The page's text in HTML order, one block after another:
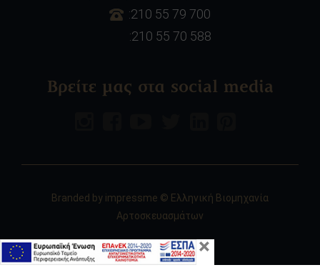
:210 55 79 700
:210 55 70 588
Βρείτε μας στα social media
Branded by impressme © Ελληνική Βιομηχανία
Αρτοσκευασμάτων
×